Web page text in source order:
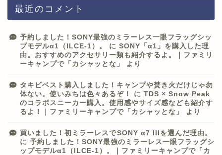
最近のコメント
予約しました！SONY最強のミラーレス一眼フラッグシッ
プモデルα1（ILCE-1）。
に SONY「α1」を購入した理
由。おすすめのアクセサリー類も紹介するよ。｜ファミリ
ーキャンプで「カシャッとな」
より
タキビベスト購入しました！キャンプや焚き火だけじゃ勿
体ない。使いみちは色々あるぞ！
に TDS × Snow Peak
のコラボスニーカー購入。使用感やサイズ感なども紹介す
るよ！｜ファミリーキャンプで「カシャッとな」
より
買いました！初ミラーレスでSONY α7 IIIを選んだ理由。
に 予約しました！SONY最強のミラーレス一眼フラッグシ
ップモデルα1（ILCE-1）。｜ファミリーキャンプで「カ